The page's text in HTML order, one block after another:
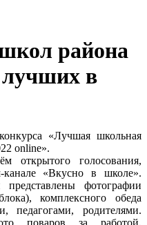
района
в
«Лучшая школьная
online».
открытого голосования,
канале «Вкусно в школе».
фотографии
комплексного обеда
педагогами, родителями.
поваров за работой,